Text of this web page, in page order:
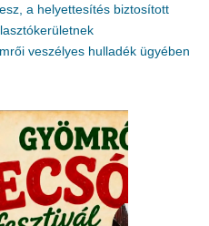
a helyettesítés biztosított
veszélyes hulladék ügyében